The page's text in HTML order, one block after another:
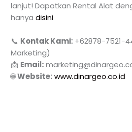
lanjut! Dapatkan Rental Alat
hanyadisini
📞 Kontak Kami: +62878-7521-
Marketing)
📩 Email:
🌐Website: www.dinargeo.co.id